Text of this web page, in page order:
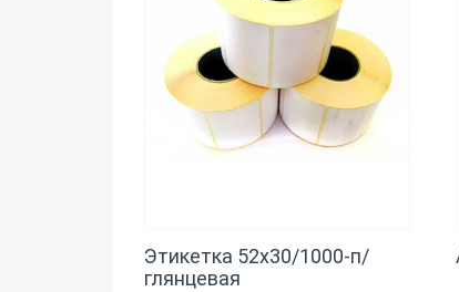
Этикетка 52x30/1000-п/
глянцевая